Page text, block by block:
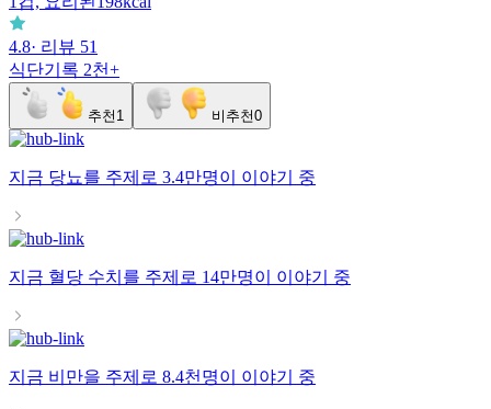
4.8· 리뷰 51
식단기록 2천+
추천 1 비추천0
지금 당뇨를 주제로 3.4만명이 이야기 중
지금 혈당 수치 를 주제로 14만명이 이야기 중
지금 비만을 주제로 8.4천명이 이야기 중